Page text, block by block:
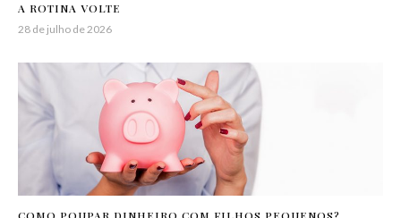
A ROTINA VOLTE
28 de julho de 2026